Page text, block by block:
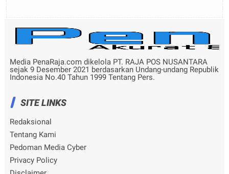
Media PenaRaja.com dikelola PT. RAJA POS NUSANTARA
sejak 9 Desember 2021 berdasarkan Undang-undang Republik
Indonesia No.40 Tahun 1999 Tentang Pers.
SITE LINKS
Redaksional
Tentang Kami
Pedoman Media Cyber
Privacy Policy